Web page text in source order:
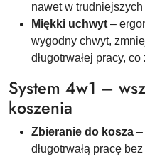
nawet w
Miękki uchwyt –
wygodny chwyt,
długotrwałej pracy,
System 4w1 –
koszenia
Zbieranie do kosza –
długotrwałą pracę